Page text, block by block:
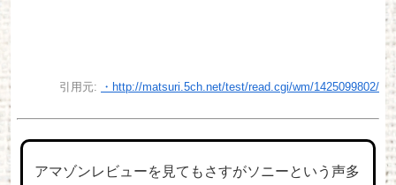
引用元: ・http://matsuri.5ch.net/test/read.cgi/wm/1425099802/
アマゾンレビューを見てもさすがソニーという声多